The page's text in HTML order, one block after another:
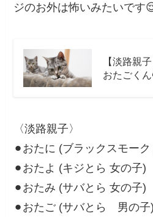
ジのお外は怖いみたいです
【淡路親
おたごく
〈淡路親子〉
⚫︎おたに (ブラックスモー
⚫︎おたよ (キジとら 女の子)
⚫︎おたみ (サバとら 女の子)
⚫︎おたご (サバとら 男の子)